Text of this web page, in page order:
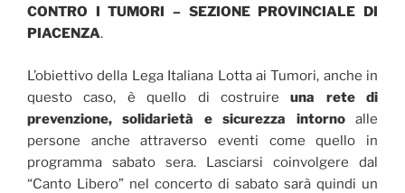
CONTRO I TUMORI – SEZIONE PROVINCIALE DI
PIACENZA.
L’obiettivo della Lega Italiana Lotta ai Tumori, anche in
questo caso, è quello di costruireuna rete di
prevenzione, solidarietà e sicurezza intornoalle
persone anche attraverso eventi come quello in
programma sabato sera. Lasciarsi coinvolgere dal
“Canto Libero” nel concerto di sabato sarà quindi un